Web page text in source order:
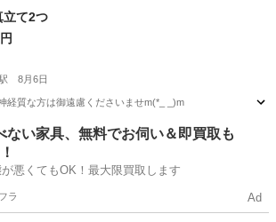
駅
立て2つ
8月6日
経質な方は御遠慮くださいませm(*_ _)m
駅 その他
ない家具、無料でお伺い＆即買取も
悪くてもOK！最大限買取します
ラ Ad